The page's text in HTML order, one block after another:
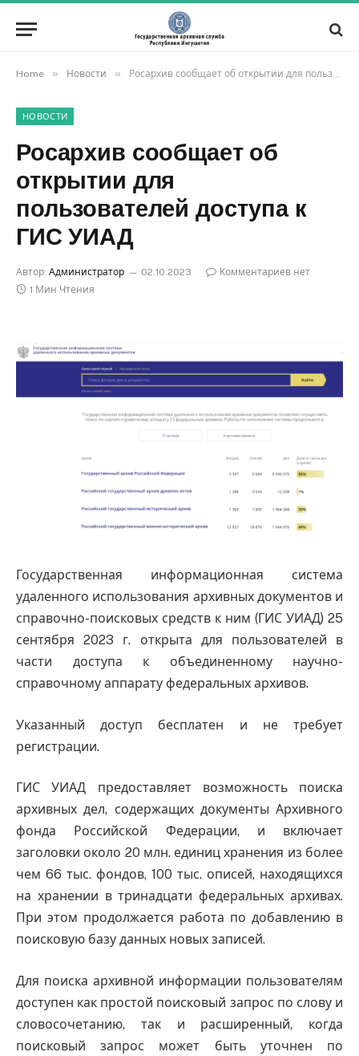
Home » Новости » Росархив сообщает об открытии для пользователей доступа к ГИС УИАД
НОВОСТИ
Росархив сообщает об
открытии для
пользователей доступа к
ГИС УИАД
Автор: Администратор 02.10.2023
Комментариев нет
1 Мин Чтения
Государственная информационная система
удаленного использования архивных документов и
справочно-поисковых средств к ним (ГИС УИАД) 25
сентября 2023 г. открыта для пользователей в
части доступа к объединенному научно-
справочному аппарату федеральных архивов.
Указанный доступ бесплатен и не требует
регистрации.
ГИС УИАД предоставляет возможность поиска
архивных дел, содержащих документы Архивного
фонда Российской Федерации, и включает
заголовки около 20 млн. единиц хранения из более
чем 66 тыс. фондов, 100 тыс. описей, находящихся
на хранении в тринадцати федеральных архивах.
При этом продолжается работа по добавлению в
поисковую базу данных новых записей.
Для поиска архивной информации пользователям
доступен как простой поисковый запрос по слову и
словосочетанию, так и расширенный, когда
поисковый запрос может быть уточнен по